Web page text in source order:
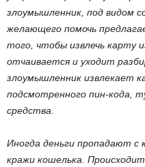
злоумышленник, под видом
желающего помочь
того, чтобы извлечь карту
отчаивается и уходит
злоумышленник извлекает
подсмотренного пин-кода,
средства.
Иногда деньги пропадают с
кражи кошелька.